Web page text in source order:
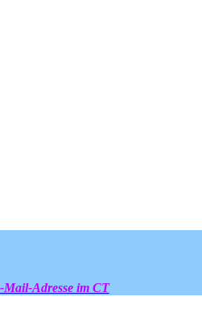
Mail-Adresse im CT